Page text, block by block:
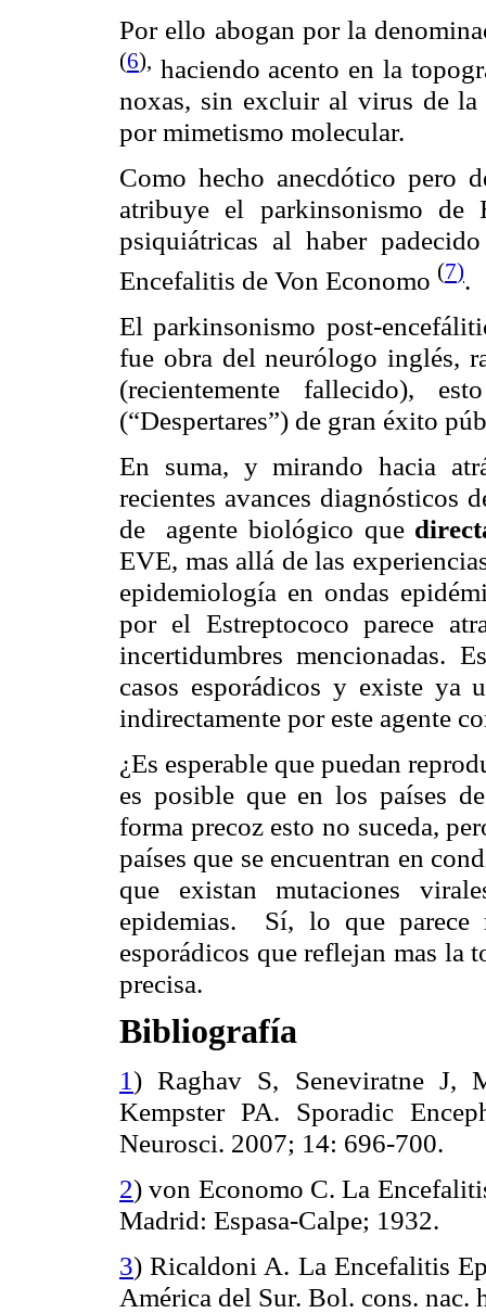
Por ello abogan por la
(6), haciendo acento en la
noxas, sin excluir al virus de
por mimetismo molecular.
Como hecho anecdótico pero
atribuye el parkinsonismo de
psiquiátricas al haber
Encefalitis de Von Economo (7).
El parkinsonismo post-
fue obra del neurólogo inglés,
(recientemente fallecido),
(“Despertares”) de gran éxito
En suma, y mirando hacia
recientes avances diagnósticos
de
agente biológico que
EVE, mas allá de las
epidemiología en ondas
por el Estreptococo parece
incertidumbres mencionadas.
casos esporádicos y existe ya
indirectamente por este agente
¿Es esperable que puedan
es posible que en los países
forma precoz esto no suceda,
países que se encuentran en
que existan mutaciones
epidemias.
Sí, lo que parece
esporádicos que reflejan mas la
precisa.
Bibliografía
1)Raghav S, SeneviratneJ,
KempsterPA. Sporadic
Neurosci. 2007; 14: 696-700.
2) von Economo C. La
Madrid: Espasa-Calpe; 1932.
3)Ricaldoni A. La Encefalitis
América del Sur. Bol. cons. nac.